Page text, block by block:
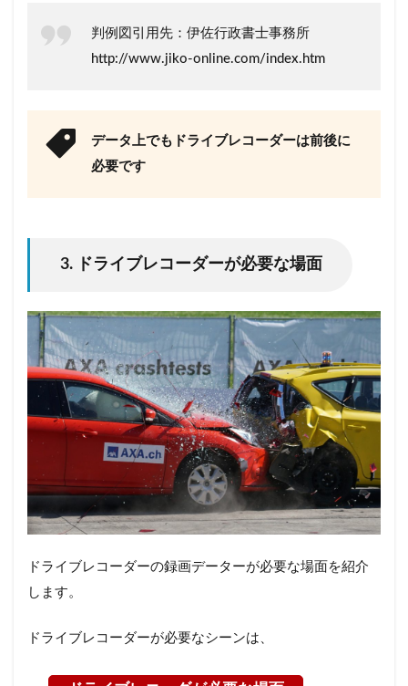
判例図引用先：伊佐行政書士事務所
http://www.jiko-online.com/index.htm
データ上でもドライブレコーダーは前後に
必要です
3. ドライブレコーダーが必要な場面
ドライブレコーダーの録画データーが必要な場面を紹介
します。
ドライブレコーダーが必要なシーンは、